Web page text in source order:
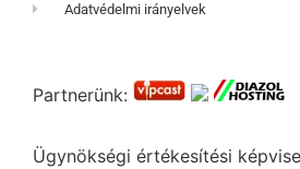
Adatvédelmi irányelvek
Partnerünk:
Ügynökségi értékesítési